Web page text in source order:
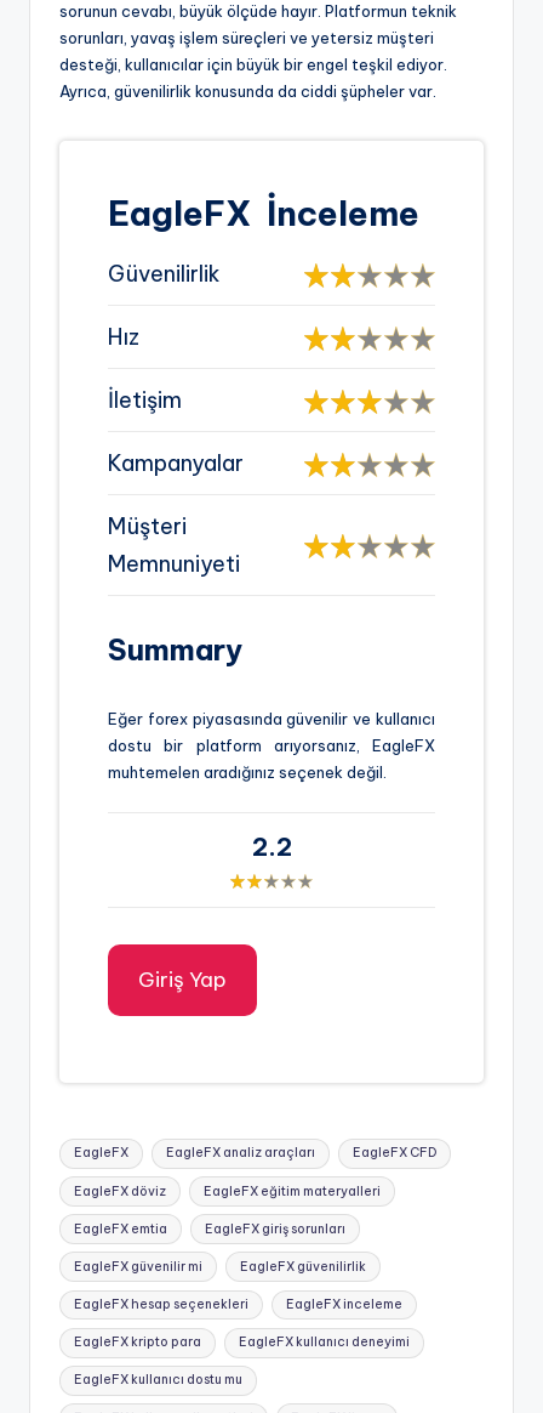
sorunun cevabı, büyük ölçüde hayır. Platformun teknik
sorunları, yavaş işlem süreçleri ve yetersiz müşteri
desteği, kullanıcılar için büyük bir engel teşkil ediyor.
Ayrıca, güvenilirlik konusunda da ciddi şüpheler var.
EagleFX İnceleme
Güvenilirlik
Hız
İletişim
Kampanyalar
Müşteri
Memnuniyeti
Summary
Eğer forex piyasasında güvenilir ve kullanıcı
dostu bir platform arıyorsanız, EagleFX
muhtemelen aradığınız seçenek değil.
2.2
Giriş Yap
Tags:
EagleFX EagleFX analiz araçları EagleFX CFD
EagleFX döviz EagleFX eğitim materyalleri
EagleFX emtia EagleFX giriş sorunları
EagleFX güvenilir mi EagleFX güvenilirlik
EagleFX hesap seçenekleri EagleFX inceleme
EagleFX kripto para EagleFX kullanıcı deneyimi
EagleFX kullanıcı dostu mu